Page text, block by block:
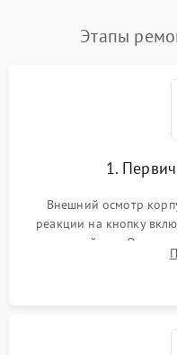
Этапы
1.
Внешний осмотр
реакции на кнопку
устройства.
лабораторного блока